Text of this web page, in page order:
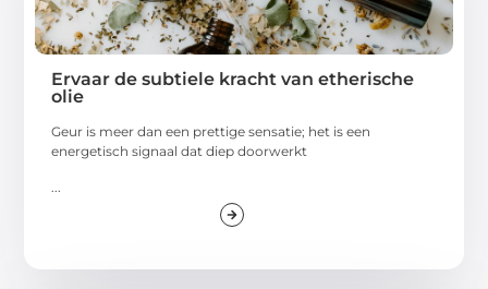
Ervaar de subtiele kracht van etherische
olie
Geur is meer dan een prettige sensatie; het is een
energetisch signaal dat diep doorwerkt